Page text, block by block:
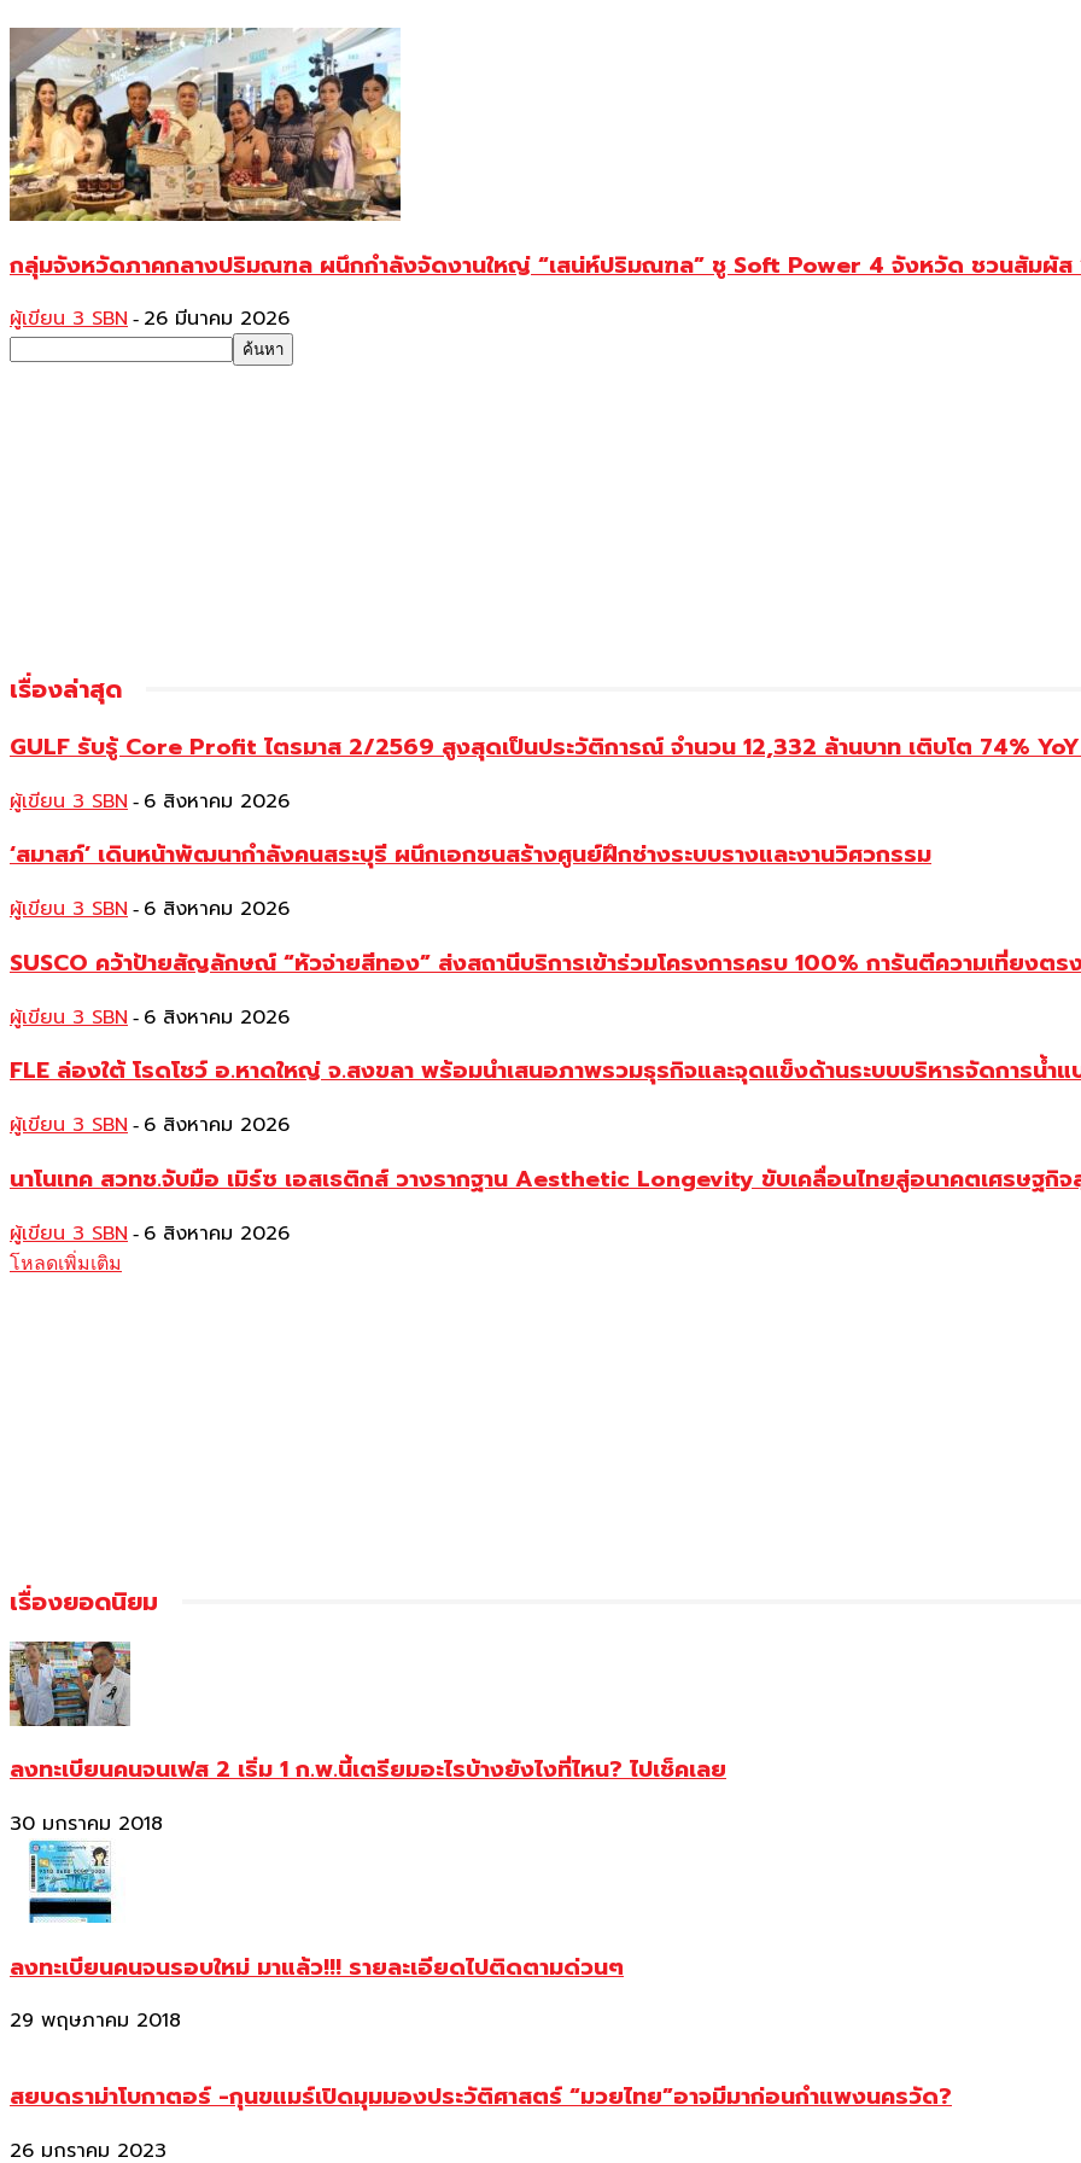
กลุ่มจังหวัดภาคกลางปริมณฑล ผนึกกำลังจัดงานใหญ่ “เสน่ห์ปริมณฑล” ชู Soft Power 4 จังหวัด ชวนสัมผัส
ผู้เขียน 3 SBN - 26 มีนาคม 2026
เรื่องล่าสุด
GULF รับรู้ Core Profit ไตรมาส 2/2569 สูงสุดเป็นประวัติการณ์ จำนวน 12,332 ล้านบาท เติบโต 74%
ผู้เขียน 3 SBN - 6 สิงหาคม 2026
‘สมาสภ์’ เดินหน้าพัฒนากำลังคนสระบุรี ผนึกเอกชนสร้างศูนย์ฝึกช่างระบบรางและงานวิศวกรรม
ผู้เขียน 3 SBN - 6 สิงหาคม 2026
SUSCO คว้าป้ายสัญลักษณ์ “หัวจ่ายสีทอง” ส่งสถานีบริการเข้าร่วมโครงการครบ 100% การันตีความเที่ยงตร
ผู้เขียน 3 SBN - 6 สิงหาคม 2026
FLE ล่องใต้ โรดโชว์ อ.หาดใหญ่ จ.สงขลา พร้อมนำเสนอภาพรวมธุรกิจและจุดแข็งด้านระบบบริหารจัดการน้
ผู้เขียน 3 SBN - 6 สิงหาคม 2026
นาโนเทค สวทช.จับมือ เมิร์ซ เอสเธติกส์ วางรากฐาน Aesthetic Longevity ขับเคลื่อนไทยสู่อนาคตเศรษฐกิ
ผู้เขียน 3 SBN - 6 สิงหาคม 2026
โหลดเพิ่มเติม
เรื่องยอดนิยม
ลงทะเบียนคนจนเฟส 2 เริ่ม 1 ก.พ.นี้เตรียมอะไรบ้างยังไงที่ไหน? ไปเช็คเลย
30 มกราคม 2018
ลงทะเบียนคนจนรอบใหม่ มาแล้ว!!! รายละเอียดไปติดตามด่วนๆ
29 พฤษภาคม 2018
สยบดราม่าโบกาตอร์ -กุนขแมร์เปิดมุมมองประวัติศาสตร์ “มวยไทย”อาจมีมาก่อนกำแพงนครวัด?
26 มกราคม 2023